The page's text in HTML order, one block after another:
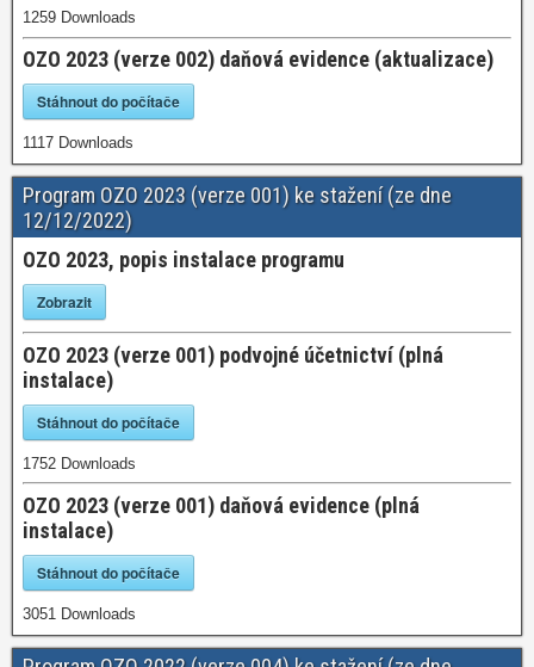
1259 Downloads
OZO 2023 (verze 002) daňová evidence (aktualizace)
Stáhnout do počítače
1117 Downloads
Program OZO 2023 (verze 001) ke stažení (ze dne
12/12/2022)
OZO 2023, popis instalace programu
Zobrazit
OZO 2023 (verze 001) podvojné účetnictví (plná
instalace)
Stáhnout do počítače
1752 Downloads
OZO 2023 (verze 001) daňová evidence (plná
instalace)
Stáhnout do počítače
3051 Downloads